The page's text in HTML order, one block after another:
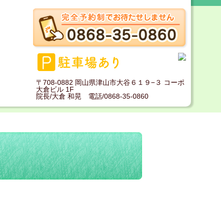
〒708-0882 岡山県津山市大谷６１９−３ コーポ
大倉ビル 1F
院長/大倉 和晃 電話/0868-35-0860